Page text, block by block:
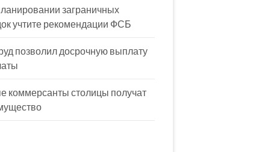
заграничных
учтите рекомендации ФСБ
позволил досрочную выплату
коммерсанты столицы получат